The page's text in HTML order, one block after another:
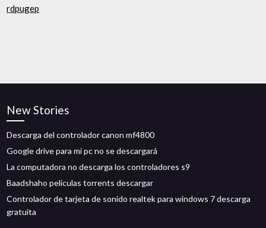
rdpugep
New Stories
Descarga del controlador canon mf4800
Google drive para mi pc no se descargará
La computadora no descarga los controladores s9
Baadshaho películas torrents descargar
Controlador de tarjeta de sonido realtek para windows 7 descarga
gratuita